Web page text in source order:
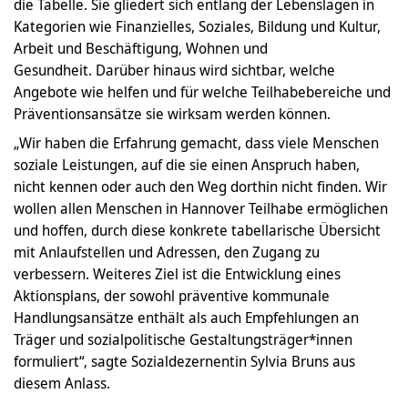
die Tabelle. Sie gliedert sich entlang der Lebenslagen in
Kategorien wie Finanzielles, Soziales, Bildung und Kultur,
Arbeit und Beschäftigung, Wohnen und
Gesundheit. Darüber hinaus wird sichtbar, welche
Angebote wie helfen und für welche Teilhabebereiche und
Präventionsansätze sie wirksam werden können.
„Wir haben die Erfahrung gemacht, dass viele Menschen
soziale Leistungen, auf die sie einen Anspruch haben,
nicht kennen oder auch den Weg dorthin nicht finden. Wir
wollen allen Menschen in Hannover Teilhabe ermöglichen
und hoffen, durch diese konkrete tabellarische Übersicht
mit Anlaufstellen und Adressen, den Zugang zu
verbessern. Weiteres Ziel ist die Entwicklung eines
Aktionsplans, der sowohl präventive kommunale
Handlungsansätze enthält als auch Empfehlungen an
Träger und sozialpolitische Gestaltungsträger*innen
formuliert“, sagte Sozialdezernentin Sylvia Bruns aus
diesem Anlass.